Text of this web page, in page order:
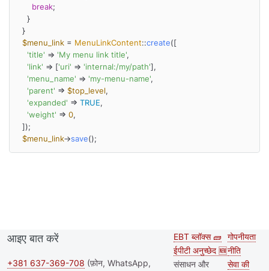
break;
$menu_link = MenuLinkContent::create([
'title' => 'My menu link title',
'link' => ['uri' => 'internal:/my/path'],
'menu_name' => 'my-menu-name',
'parent' => $top_level,
'expanded' => TRUE,
'weight' => 0,
$menu_link->save();
आइए बात करें
+381 637-369-708 (फ़ोन, WhatsApp,
Second
footer
EBT ब्लॉक्स 🧱
ईपीटी अनुच्छेद 🆕
संसाधन और
गोपनीयता
नीति
सेवा की